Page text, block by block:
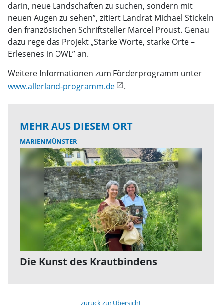
darin, neue Landschaften zu suchen, sondern mit
neuen Augen zu sehen”, zitiert Landrat Michael Stickeln
den französischen Schriftsteller Marcel Proust. Genau
dazu rege das Projekt „Starke Worte, starke Orte –
Erlesenes in OWL” an.
Weitere Informationen zum Förderprogramm unter
www.allerland-programm.de
.
MEHR AUS DIESEM ORT
MARIENMÜNSTER
Die Kunst des Krautbindens
zurück zur Übersicht